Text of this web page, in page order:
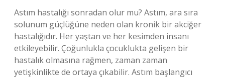
Astım hastalığı sonradan olur mu? Astım, ara sıra
solunum güçlüğüne neden olan kronik bir akciğer
hastalığıdır. Her yaştan ve her kesimden insanı
etkileyebilir. Çoğunlukla çocuklukta gelişen bir
hastalık olmasına rağmen, zaman zaman
yetişkinlikte de ortaya çıkabilir. Astım başlangıcı